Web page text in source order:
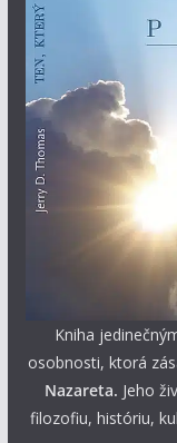
Kniha
osobnosti, ktorá
Nazareta. Jeho
filozofiu, históriu,